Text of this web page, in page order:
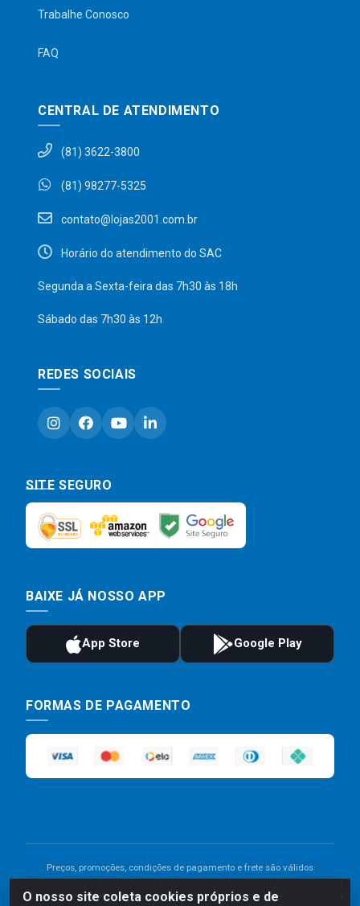
O nosso site coleta cookies próprios e de
Trabalhe Conosco
FAQ
CENTRAL DE ATENDIMENTO
(81) 3622-3800
(81) 98277-5325
contato@lojas2001.com.br
Horário do atendimento do SAC
Segunda a Sexta-feira das 7h30 às 18h
Sábado das 7h30 às 12h
REDES SOCIAIS
SITE SEGURO
BAIXE JÁ NOSSO APP
FORMAS DE PAGAMENTO
Preços, promoções, condições de pagamento e frete são válidos
divergência de preço de um produto, será válido o preço que for